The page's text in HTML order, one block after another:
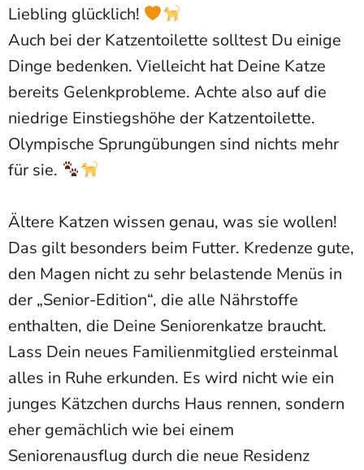
Liebling glücklich!
Auch bei der Katzentoilette solltest Du einige
Dinge bedenken. Vielleicht hat Deine Katze
bereits Gelenkprobleme. Achte also auf die
niedrige Einstiegshöhe der Katzentoilette.
Olympische Sprungübungen sind nichts mehr
für sie.
Ältere Katzen wissen genau, was sie wollen!
Das gilt besonders beim Futter. Kredenze gute,
den Magen nicht zu sehr belastende Menüs in
der „Senior-Edition“, die alle Nährstoffe
enthalten, die Deine Seniorenkatze braucht.
Lass Dein neues Familienmitglied ersteinmal
alles in Ruhe erkunden. Es wird nicht wie ein
junges Kätzchen durchs Haus rennen, sondern
eher gemächlich wie bei einem
Seniorenausflug durch die neue Residenz